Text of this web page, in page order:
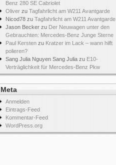
Benz 280 SE Cabriolet
Oliver zu Tagfahrlicht am W211 Avantgarde
Nicod78 zu Tagfahrlicht am W211 Avantgarde
Jason Becker zu Der Neuwagen unter den
Gebrauchten: Mercedes-Benz Junge Sterne
Paul Kersten zu Kratzer im Lack – wann hilft
polieren?
Sang Julia Nguyen Sang Julia zu E10-
Verträglichkeit für Mercedes-Benz Pkw
Meta
Anmelden
Eintrags-Feed
Kommentar-Feed
WordPress.org